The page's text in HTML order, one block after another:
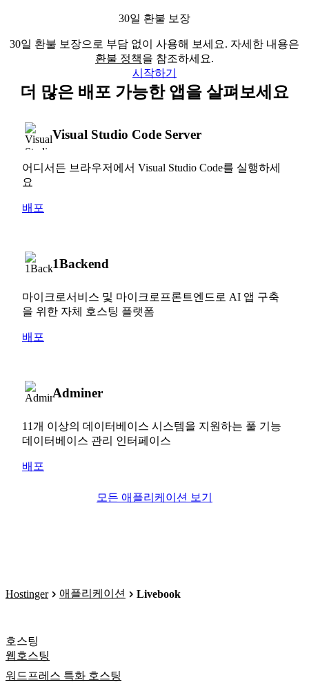
30일 환불 보장
30일 환불 보장으로 부담 없이 사용해 보세요. 자세한 내용은
환불 정책을 참조하세요.
시작하기
더 많은 배포 가능한 앱을 살펴보세요
Visual Studio Code Server
어디서든 브라우저에서 Visual Studio Code를 실행하세
요
배포
1Backend
마이크로서비스 및 마이크로프론트엔드로 AI 앱 구축
을 위한 자체 호스팅 플랫폼
배포
Adminer
11개 이상의 데이터베이스 시스템을 지원하는 풀 기능
데이터베이스 관리 인터페이스
배포
모든 애플리케이션 보기
Hostinger 애플리케이션 Livebook
호스팅
웹호스팅
워드프레스 특화 호스팅